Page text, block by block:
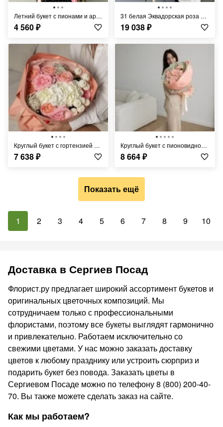
Летний букет с пионами и ароматными ветками малины
4 560₽
31 белая Эквадорская роза Плая Бланка FT1046
19 038₽
Круглый букет с гортензией и хризантемой FT1075
7 638₽
Круглый букет с пионовидной розой и полевой ромашкой FT1076
8 664₽
Показать ещё
1 2 3 4 5 6 7 8 9 10
Доставка в Сергиев Посад
Флорист.ру предлагает широкий ассортимент букетов и
оригинальных цветочных композиций. Мы
сотрудничаем только с профессиональными
флористами, поэтому все букеты выглядят гармонично
и привлекательно. Работаем исключительно со
свежими цветами. У нас можно заказать доставку
цветов к любому празднику или устроить сюрприз и
подарить букет без повода. Заказать цветы в
Сергиевом Посаде можно по телефону 8 (800) 200-40-
70. Вы также можете сделать заказ на сайте.
Как мы работаем?